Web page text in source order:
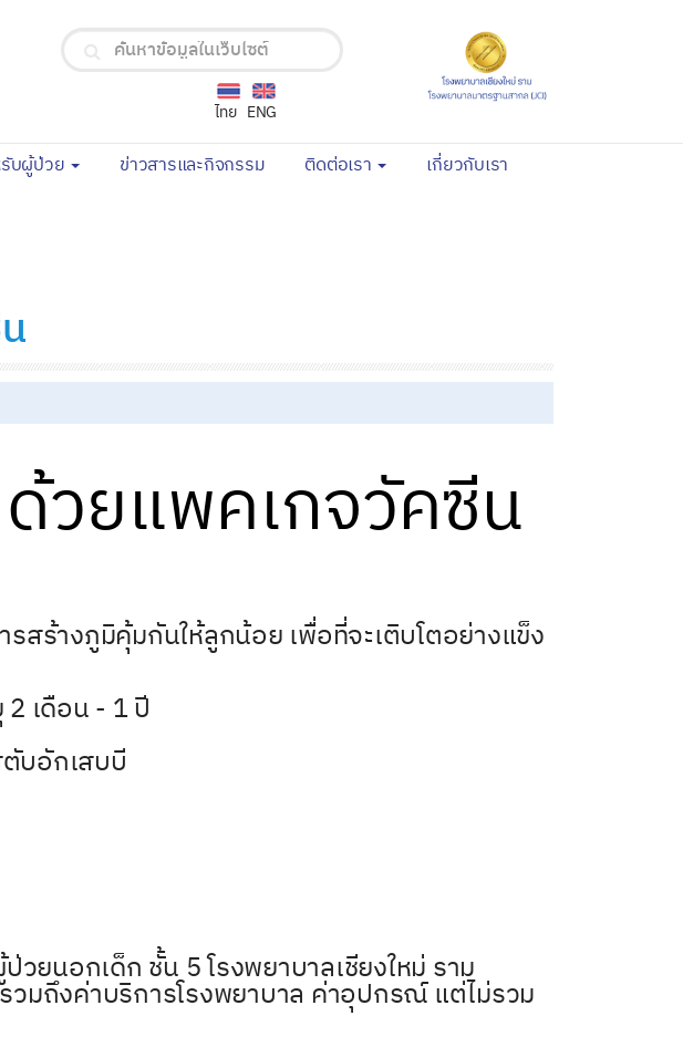
ENG
ไทย
บผู้ป่วย ข่าวสารและกิจกรรม(current)ติดต่อเรา เกี่ยวกับเรา
ด้วยแพคเกจวัคซีน
สร้างภูมิคุ้มกันให้ลูกน้อย เพื่อที่จะเติบโตอย่างแข็ง
เดือน - 1 ปี
บอักเสบบี
ยนอกเด็ก ชั้น 5 โรงพยาบาลเชียงใหม่ ราม
มถึงค่าบริการโรงพยาบาล ค่าอุปกรณ์ แต่ไม่รวม